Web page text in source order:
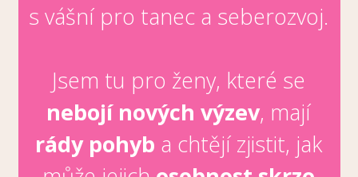
s vášní pro tanec a seberozvoj.
Jsem tu pro ženy, které se
nebojí nových výzev, mají
rády pohyb a chtějí zjistit, jak